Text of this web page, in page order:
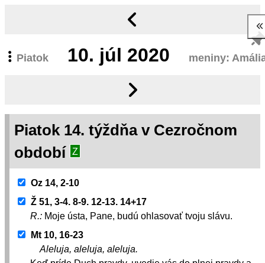
Piatok 10. júl 2020 meniny:
Piatok 14. týždňa v Cezročnom
období
Z
Oz 14, 2-10
Ž 51, 3-4. 8-9. 12-13. 14+17
R.: Moje ústa, Pane, budú ohlasovať tvoju slávu.
Mt 10, 16-23
Aleluja, aleluja, aleluja.